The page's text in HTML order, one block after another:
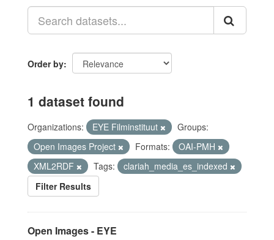
Order by
1 dataset found
Organizations: EYE Filminstituut
Groups:
Open Images Project
Formats:
OAI-PMH
XML2RDF
Tags:
clariah_media_es_indexed
Filter Results
Open Images - EYE